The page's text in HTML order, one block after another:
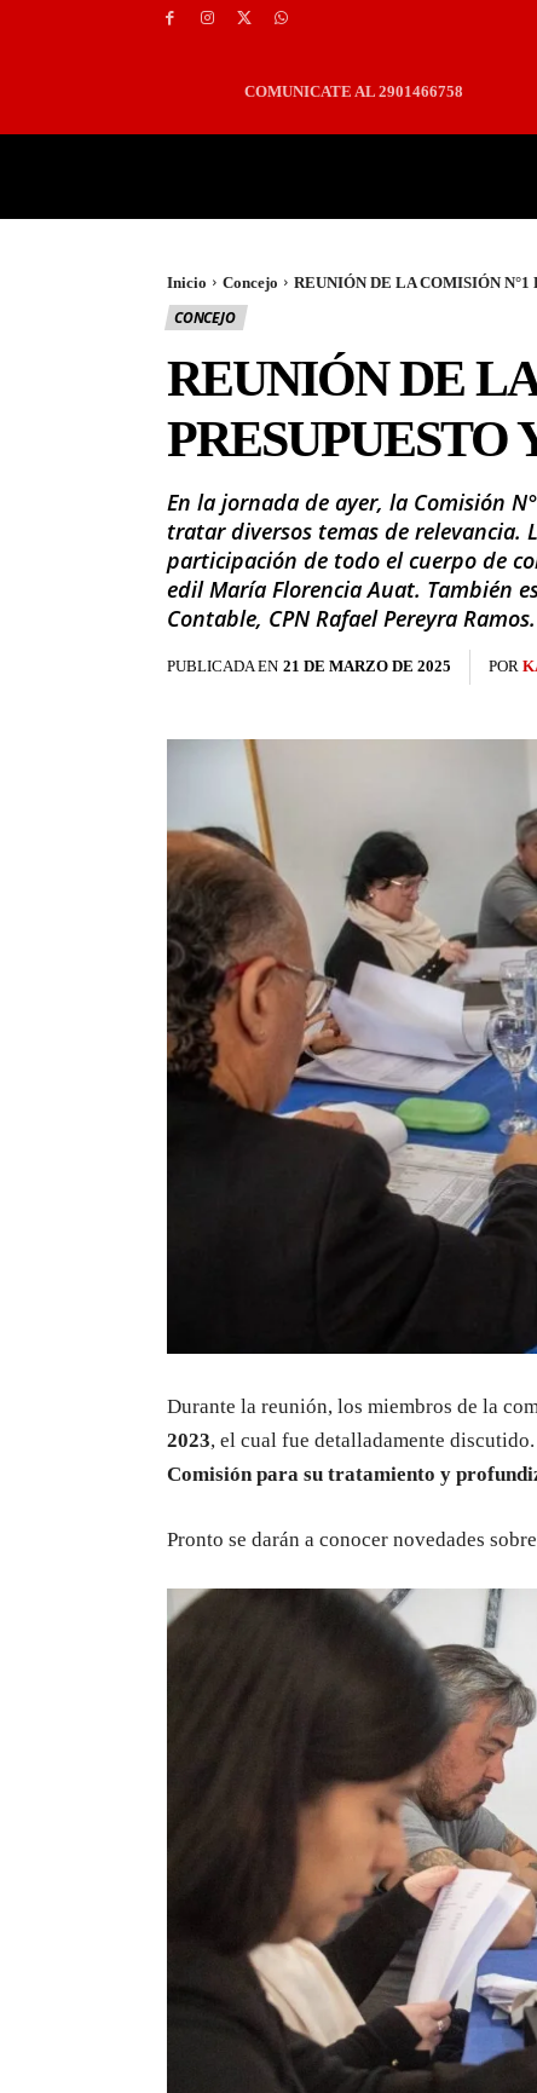
COMUNICATE AL 2901466758
Inicio Concejo REUNIÓN DE LA COMISIÓN N°1
CONCEJO
REUNIÓN DE
PRESUPUESTO
En la jornada de ayer, la Comisión
tratar diversos temas de relevancia.
participación de todo el cuerpo de
edil María Florencia Auat. También
Contable, CPN Rafael Pereyra Ramos.
PUBLICADA EN 21 DE MARZO DE 2025 POR
Durante la reunión, los miembros de la
2023, el cual fue detalladamente
Comisión para su tratamiento y
Pronto se darán a conocer novedades